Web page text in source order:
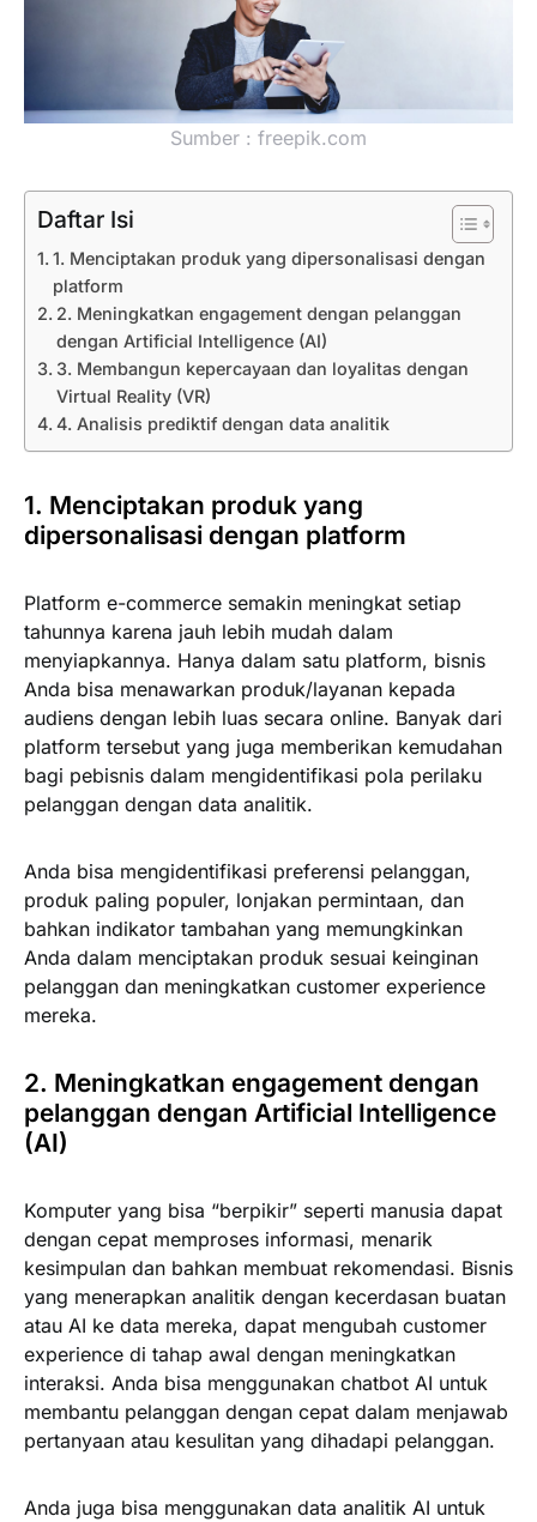
Sumber : freepik.com
Daftar Isi
1. Menciptakan produk yang dipersonalisasi dengan
platform
2. Meningkatkan engagement dengan pelanggan
dengan Artificial Intelligence (AI)
3. Membangun kepercayaan dan loyalitas dengan
Virtual Reality (VR)
4. Analisis prediktif dengan data analitik
1. Menciptakan produk yang
dipersonalisasi dengan platform
Platform e-commerce semakin meningkat setiap
tahunnya karena jauh lebih mudah dalam
menyiapkannya. Hanya dalam satu platform, bisnis
Anda bisa menawarkan produk/layanan kepada
audiens dengan lebih luas secara online. Banyak dari
platform tersebut yang juga memberikan kemudahan
bagi pebisnis dalam mengidentifikasi pola perilaku
pelanggan dengan data analitik.
Anda bisa mengidentifikasi preferensi pelanggan,
produk paling populer, lonjakan permintaan, dan
bahkan indikator tambahan yang memungkinkan
Anda dalam menciptakan produk sesuai keinginan
pelanggan dan meningkatkan customer experience
mereka.
2. Meningkatkan engagement dengan
pelanggan dengan Artificial Intelligence
(AI)
Komputer yang bisa “berpikir” seperti manusia dapat
dengan cepat memproses informasi, menarik
kesimpulan dan bahkan membuat rekomendasi. Bisnis
yang menerapkan analitik dengan kecerdasan buatan
atau AI ke data mereka, dapat mengubah customer
experience di tahap awal dengan meningkatkan
interaksi. Anda bisa menggunakan chatbot AI untuk
membantu pelanggan dengan cepat dalam menjawab
pertanyaan atau kesulitan yang dihadapi pelanggan.
Anda juga bisa menggunakan data analitik AI untuk